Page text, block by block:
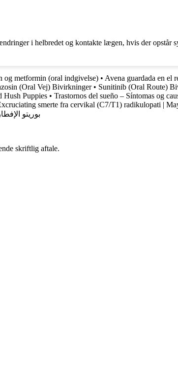
i helbredet og kontakte lægen, hvis der opstår
og metformin (oral indgivelse) • Avena guardada en el
(Oral Vej) Bivirkninger• Sunitinib (Oral Route)
Hush Puppies • Trastornos del sueño – Síntomas og
smerte fra cervikal (C7/T1) radikulopati |
بوريتو
skriftlig aftale.